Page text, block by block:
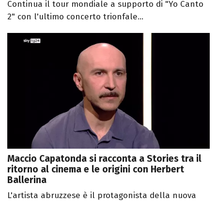
Continua il tour mondiale a supporto di "Yo Canto
2" con l'ultimo concerto trionfale...
Maccio Capatonda si racconta a Stories tra il
ritorno al cinema e le origini con Herbert
Ballerina
L'artista abruzzese è il protagonista della nuova